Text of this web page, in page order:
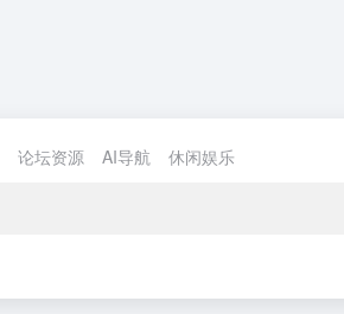
论坛资源 AI导航 休闲娱乐